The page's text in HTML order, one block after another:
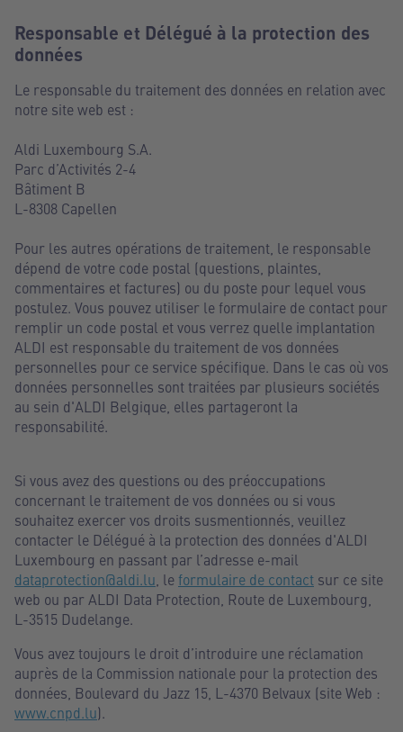
Responsable et Délégué à la protection des
données
Le responsable du traitement des données en relation avec
notre site web est :
Aldi Luxembourg S.A.
Parc d’Activités 2-4
Bâtiment B
L-8308 Capellen
Pour les autres opérations de traitement, le responsable
dépend de votre code postal (questions, plaintes,
commentaires et factures) ou du poste pour lequel vous
postulez. Vous pouvez utiliser le formulaire de contact pour
remplir un code postal et vous verrez quelle implantation
ALDI est responsable du traitement de vos données
personnelles pour ce service spécifique. Dans le cas où vos
données personnelles sont traitées par plusieurs sociétés
au sein d'ALDI Belgique, elles partageront la
responsabilité.
Si vous avez des questions ou des préoccupations
concernant le traitement de vos données ou si vous
souhaitez exercer vos droits susmentionnés, veuillez
contacter le Délégué à la protection des données d'ALDI
Luxembourg en passant par l’adresse e-mail
dataprotection@aldi.lu , le formulaire de contact sur ce site
web ou par ALDI Data Protection, Route de Luxembourg,
L-3515 Dudelange.
Vous avez toujours le droit d’introduire une réclamation
auprès de la Commission nationale pour la protection des
données, Boulevard du Jazz 15, L-4370 Belvaux (site Web :
www.cnpd.lu).